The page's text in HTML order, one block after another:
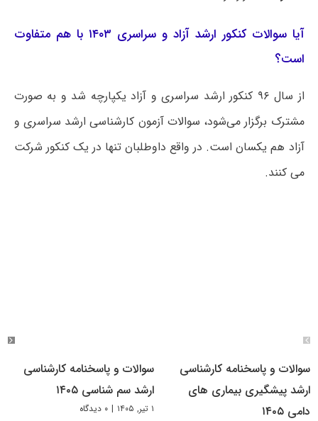
آیا سوالات کنکور ارشد آزاد و سراسری ۱۴۰۳ با هم متفاوت
است؟
از سال ۹۶ کنکور ارشد سراسری و آزاد یکپارچه شد و به صورت
مشترک برگزار می‌شود، سوالات آزمون کارشناسی ارشد سراسری و
آزاد هم یکسان است. در واقع داوطلبان تنها در یک کنکور شرکت
می کنند.
سوالات و پاسخنامه کارشناسی
ارشد پیشگیری بیماری های
دامی ۱۴۰۵
سوالات و پاسخنامه کارشناسی
ارشد سم شناسی ۱۴۰۵
۱ تیر, ۱۴۰۵ | ۰ دیدگاه